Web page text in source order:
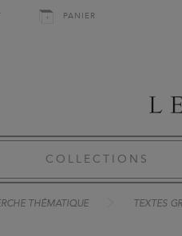
PANIER
COLLECTIONS
THÉMATIQUE TEXTES